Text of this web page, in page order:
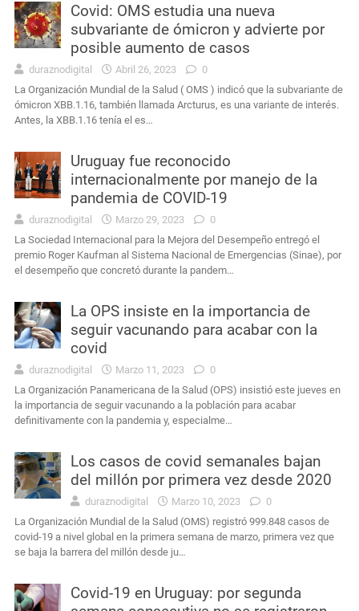
Covid: OMS estudia una nueva
subvariante de ómicron y advierte por
posible aumento de casos
duraznodigital Abril 26, 2023
0
La Organización Mundial de la Salud ( OMS ) indicó que la subvariante de
ómicron XBB.1.16, también llamada Arcturus, es una variante de interés.
Antes, la XBB.1.16 tenía el es…
Uruguay fue reconocido
internacionalmente por manejo de la
pandemia de COVID-19
duraznodigital Marzo 29, 2023
0
La Sociedad Internacional para la Mejora del Desempeño entregó el
premio Roger Kaufman al Sistema Nacional de Emergencias (Sinae), por
el desempeño que concretó durante la pandem…
La OPS insiste en la importancia de
seguir vacunando para acabar con la
covid
duraznodigital Marzo 11, 2023
0
La Organización Panamericana de la Salud (OPS) insistió este jueves en
la importancia de seguir vacunando a la población para acabar
definitivamente con la pandemia y, especialme…
Los casos de covid semanales bajan
del millón por primera vez desde 2020
duraznodigital Marzo 10, 2023
0
La Organización Mundial de la Salud (OMS) registró 999.848 casos de
covid-19 a nivel global en la primera semana de marzo, primera vez que
se baja la barrera del millón desde ju…
Covid-19 en Uruguay: por segunda